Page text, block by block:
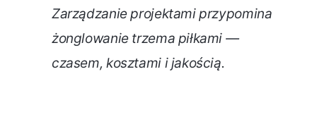
Zarządzanie projektami przypomina
żonglowanie trzema piłkami —
czasem, kosztami i jakością.